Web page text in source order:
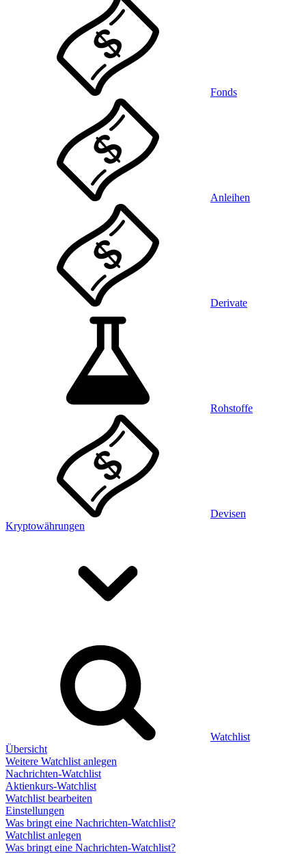
Fonds
Anleihen
Derivate
Rohstoffe
Devisen
Kryptowährungen
Watchlist
Übersicht
Weitere Watchlist anlegen
Nachrichten-Watchlist
Aktienkurs-Watchlist
Watchlist bearbeiten
Einstellungen
Was bringt eine Nachrichten-Watchlist?
Watchlist anlegen
Was bringt eine Nachrichten-Watchlist?